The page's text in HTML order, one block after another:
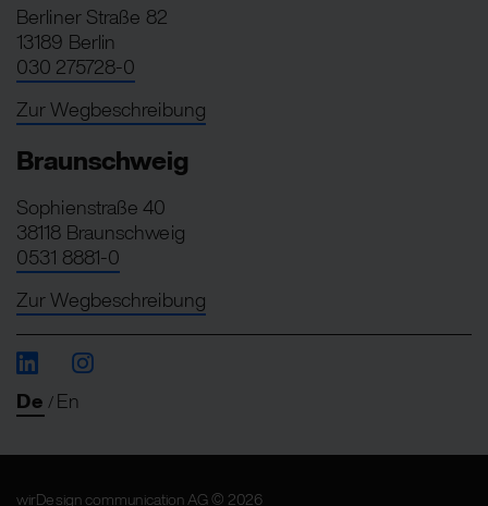
Berliner Straße 82
13189 Berlin
030 275728-0
Zur Wegbeschreibung
Braunschweig
Sophienstraße 40
38118 Braunschweig
0531 8881-0
Zur Wegbeschreibung
De /En
wirDesign communication AG © 2026